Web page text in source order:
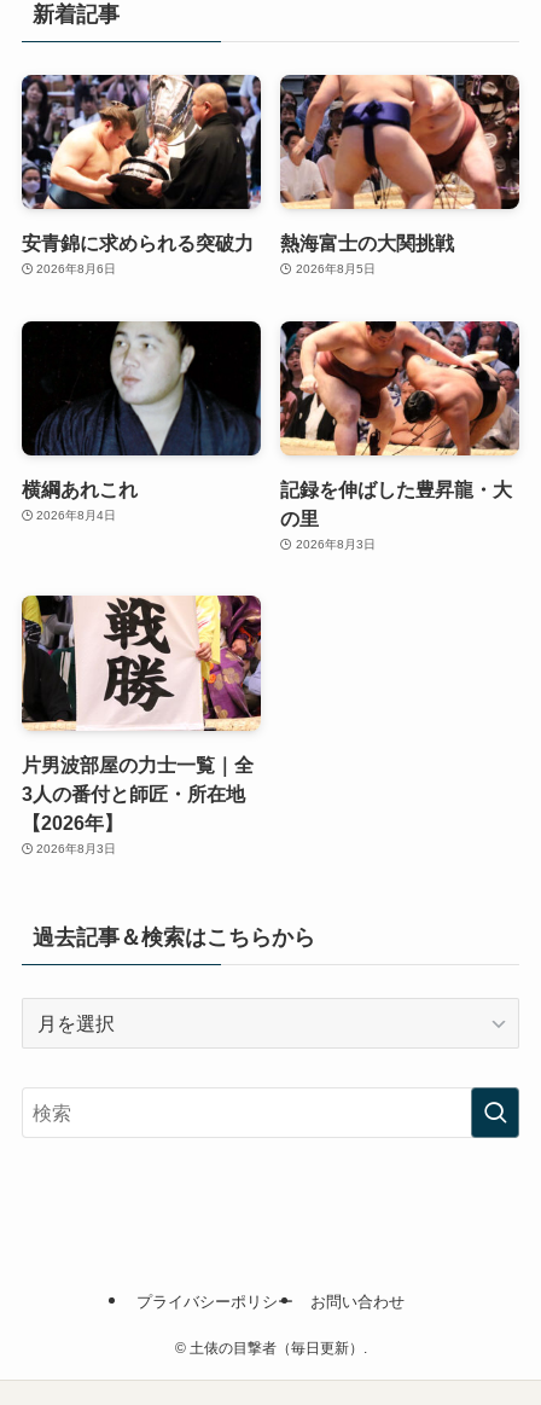
新着記事
安青錦に求められる突破力
2026年8月6日
熱海富士の大関挑戦
2026年8月5日
横綱あれこれ
2026年8月4日
記録を伸ばした豊昇龍・大
の里
2026年8月3日
片男波部屋の力士一覧｜全
3人の番付と師匠・所在地
【2026年】
2026年8月3日
過去記事＆検索はこちらから
事
＆
プライバシーポリシー お問い合わせ
©土俵の目撃者（毎日更新）.